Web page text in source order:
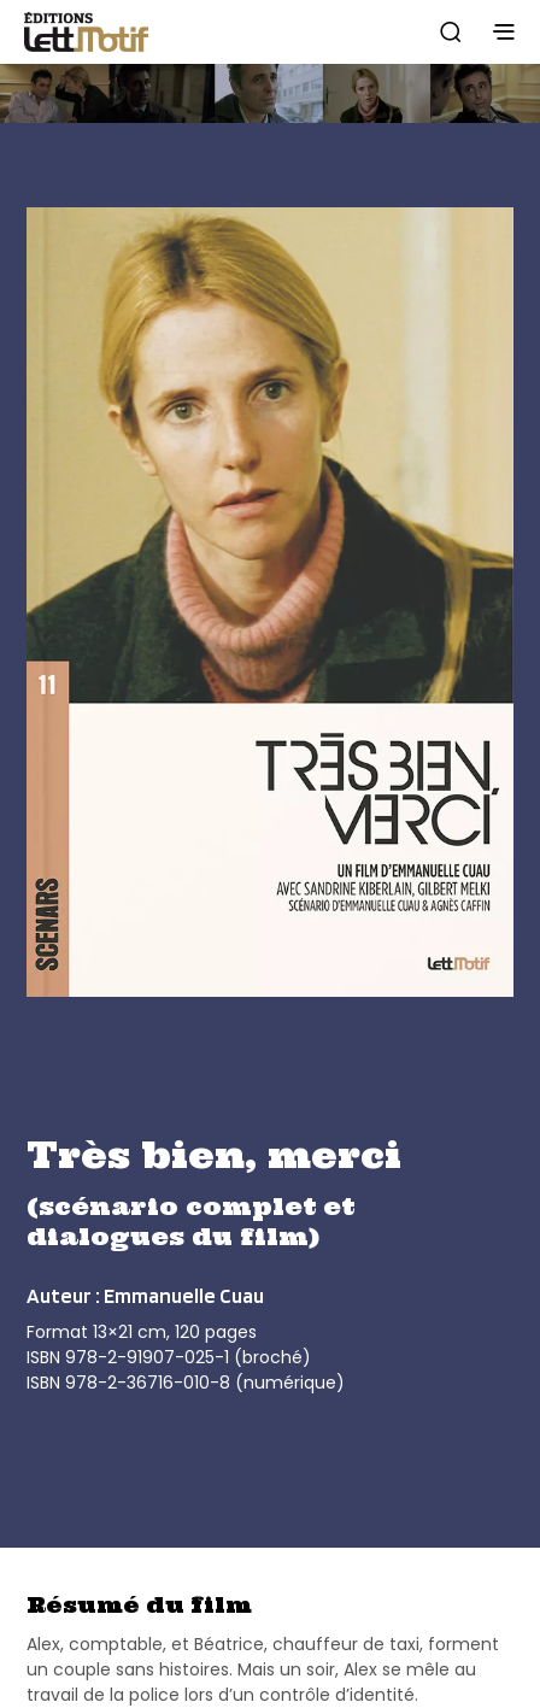
Très bien, merci
(scénario complet et
dialogues du film)
Auteur : Emmanuelle Cuau
Format 13×21 cm, 120 pages
ISBN 978-2-91907-025-1 (broché)
ISBN 978-2-36716-010-8 (numérique)
Résumé du film
Alex, comptable, et Béatrice, chauffeur de taxi, forment
un couple sans histoires. Mais un soir, Alex se mêle au
travail de la police lors d’un contrôle d’identité.